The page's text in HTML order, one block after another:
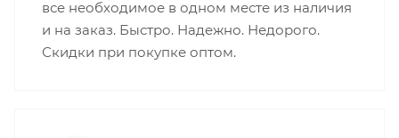
все необходимое в одном месте из наличия
и на заказ. Быстро. Надежно. Недорого.
Скидки при покупке оптом.